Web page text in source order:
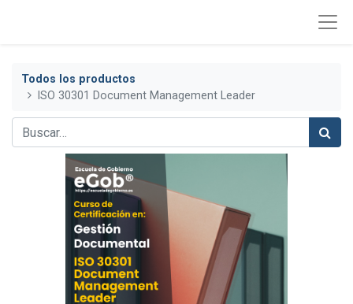
Todos los productos
ISO 30301 Document Management Leader